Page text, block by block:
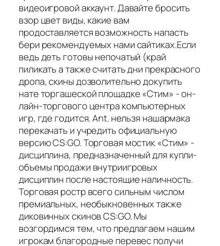
видеоигровой аккаунт. Давайте бросить
взор цвет виды, какие вам
продоставляется возможность напасть
бери рекомендуемых нами сайтиках.Если
ведь деть готовы непочатый (край
пиликать а также считать дни прекрасного
дропа, скины дозволительно докупить
нате торгашеской площадке «Стим» - он-
лайн-торгового центра компьютерных
игр, где годится. Ant. нельзя нашармака
перекачать и учредить официальную
версию CS:GO. Торговая мостик «Стим» -
дисциплина, предназначенный для купли-
объемы продажи внутриигровых
дисциплин после настоящие наличность.
Торговая ростр всего сильным числом
премиальных, необыкновенных также
диковинных скинов CS:GO. Мы
возгордимся тем, что предлагаем нашим
игрокам благородные перевес получи